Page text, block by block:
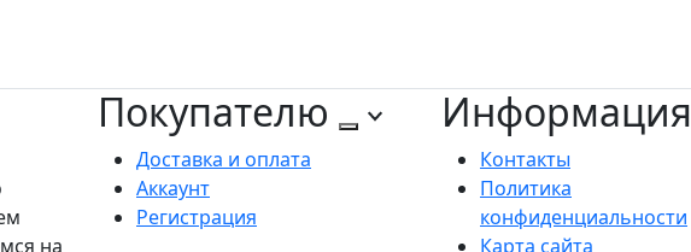
на
Покупателю
Доставка и оплата
Аккаунт
Регистрация
Информация
Контакты
Политика
конфиденциальности
Карта сайта